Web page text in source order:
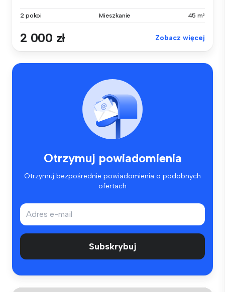
2 pokoi Mieszkanie 45 m²
2 000 zł Zobacz więcej
Otrzymuj powiadomienia
Otrzymuj bezpośrednie powiadomienia o podobnych
ofertach
Subskrybuj